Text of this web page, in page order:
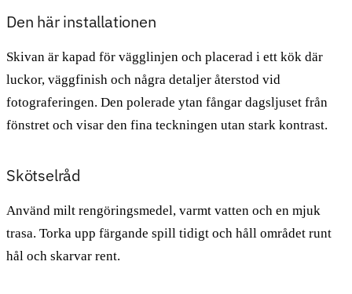
Den här installationen
Skivan är kapad för vägglinjen och placerad i ett kök där
luckor, väggfinish och några detaljer återstod vid
fotograferingen. Den polerade ytan fångar dagsljuset från
fönstret och visar den fina teckningen utan stark kontrast.
Skötselråd
Använd milt rengöringsmedel, varmt vatten och en mjuk
trasa. Torka upp färgande spill tidigt och håll området runt
hål och skarvar rent.